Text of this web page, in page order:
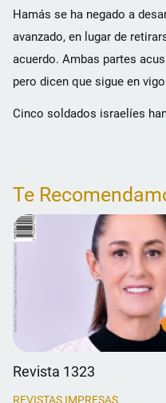
Hamás se ha negado a
avanzado, en lugar de
acuerdo. Ambas partes
pero dicen que sigue en
Cinco soldados israelíes
Te
Revista 1323
REVISTAS IMPRESAS